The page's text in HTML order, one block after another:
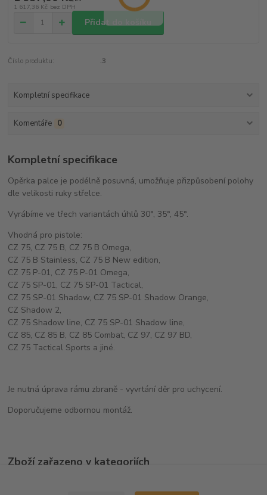
1 617,36 Kč bez DPH
Přidat do košíku
Číslo produktu: .3
Kompletní specifikace
Komentáře 0
Kompletní specifikace
Opěrka palce je podélně posuvná, umožňuje přizpůsobení polohy
dle velikosti ruky střelce.
Vyrábíme ve třech variantách úhlů 30°, 35°, 45°.
Vhodná pro pistole:
CZ 75, CZ 75 B, CZ 75 B Omega,
CZ 75 B Stainless, CZ 75 B New edition,
CZ 75 P-01, CZ 75 P-01 Omega,
CZ 75 SP-01, CZ 75 SP-01 Tactical,
CZ 75 SP-01 Shadow, CZ 75 SP-01 Shadow Orange,
CZ Shadow 2,
CZ 75 Shadow line, CZ 75 SP-01 Shadow line,
CZ 85, CZ 85 B, CZ 85 Combat, CZ 97, CZ 97 BD,
CZ 75 Tactical Sports a jiné.
Je nutná úprava rámu zbraně - vyvrtání děr pro uchycení.
Doporučujeme odbornou montáž.
Zboží zařazeno v kategoriích